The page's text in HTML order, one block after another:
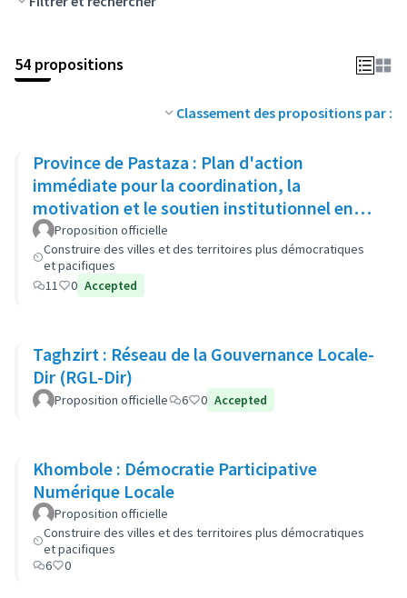
54 propositions
Classement des propositions par :
Province de Pastaza : Plan d'action
immédiate pour la coordination, la
motivation et le soutien institutionnel en
vue de renforcer la sécurité
Proposition officielle
Construire des villes et des territoires plus démocratiques
et pacifiques
11
0 Accepted
Taghzirt : Réseau de la Gouvernance Locale-
Dir (RGL-Dir)
Proposition officielle 6 0 Accepted
Khombole : Démocratie Participative
Numérique Locale
Proposition officielle
Construire des villes et des territoires plus démocratiques
et pacifiques
6
0